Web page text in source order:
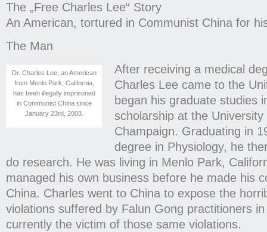
The „Free Charles Lee“ Story
An American, tortured in Communist China for
The Man
Dr. Charles Lee, an American
from Menlo Park, California,
has been illegally imprisoned
in Communist China since
January 23rd, 2003.
After receiving a medical
Charles Lee came to the
began his graduate studies
scholarship at the
Champaign. Graduating in
degree in Physiology, he
do research. He was living in Menlo Park,
managed his own business before he made his
China. Charles went to China to expose the
violations suffered by Falun Gong practitioners
currently the victim of those same violations.